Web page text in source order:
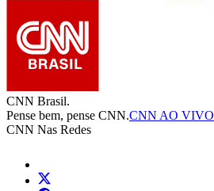
CNN Brasil.
Pense bem, pense CNN.CNN AO VIVO
CNN Nas Redes